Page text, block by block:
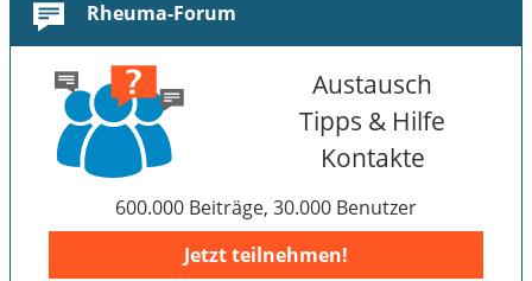
Rheuma-Forum
Austausch
Tipps & Hilfe
Kontakte
600.000 Beiträge, 30.000 Benutzer
Jetzt teilnehmen!